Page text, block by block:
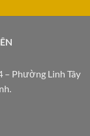
– Phường Linh Tây